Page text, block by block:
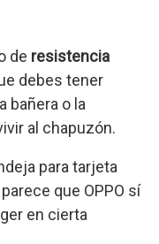
de resistencia
debes tener
bañera o la
al chapuzón.
para tarjeta
que OPPO sí
en cierta